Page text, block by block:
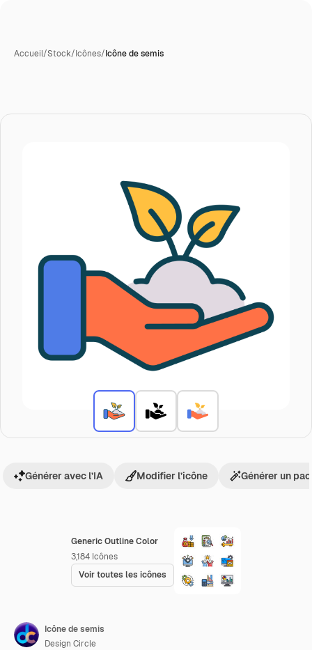
Accueil/Stock/Icônes/Icône de semis
Generic Outline Color
3,184 Icônes
Voir toutes les icônes
Générer avec l’IA Modifier l’icône Générer un
Icône de semis
Design Circle